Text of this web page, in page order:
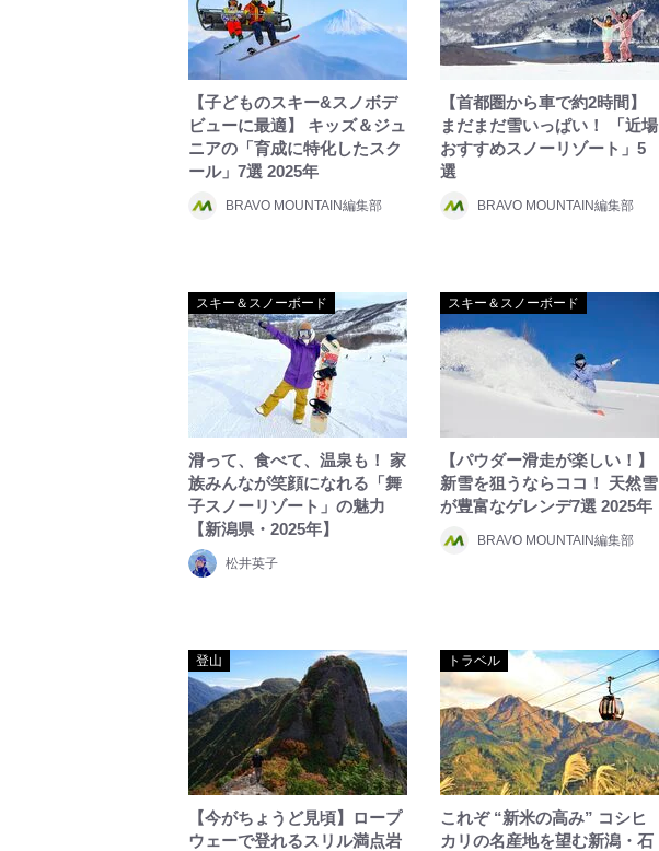
【子どものスキー&スノボデ
ビューに最適】 キッズ＆ジュ
ニアの「育成に特化したスク
ール」7選 2025年
BRAVO MOUNTAIN編集部
【首都圏から車で約2時間】
まだまだ雪いっぱい！ 「近場
おすすめスノーリゾート」5
選
BRAVO MOUNTAIN編集部
スキー＆スノーボード
滑って、食べて、温泉も！ 家
族みんなが笑顔になれる「舞
子スノーリゾート」の魅力
【新潟県・2025年】
松井英子
スキー＆スノーボード
【パウダー滑走が楽しい！】
新雪を狙うならココ！ 天然雪
が豊富なゲレンデ7選 2025年
BRAVO MOUNTAIN編集部
登山
【今がちょうど見頃】ロープ
ウェーで登れるスリル満点岩
トラベル
これぞ “新米の高み” コシヒ
カリの名産地を望む新潟・石